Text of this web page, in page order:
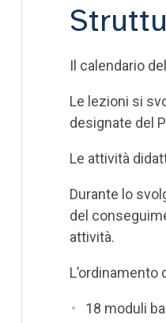
Il calendario
Le lezioni si
designate del
Le attività
Durante lo
del
attività.
18 moduli